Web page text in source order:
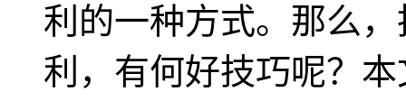
利的一种方式。那么
利，有何好技巧呢？